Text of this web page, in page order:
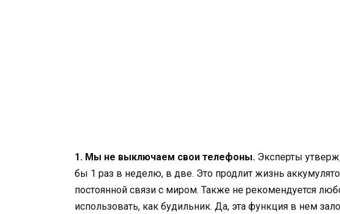
1. Мы не выключаем свои телефоны. Эксперты
бы 1 раз в неделю, в две. Это продлит жизнь
постоянной связи с миром. Также не рекомендуется
использовать, как будильник. Да, эта функция в нем